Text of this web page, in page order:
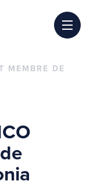
MEMBRE DE